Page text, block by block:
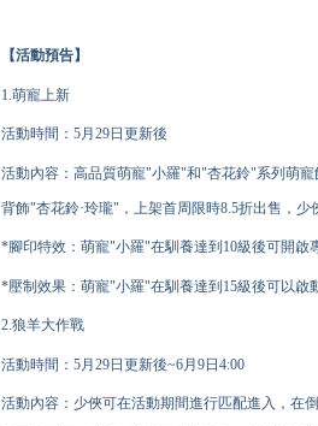
【活動預告】
1.萌寵上新
活動時間：5月29日更新後
活動內容：高品質萌寵"小羅"和"杏花鈴"系列萌寵
背飾"杏花鈴·玲瓏"，上架首周限時8.5折出售，少
*腳印特效：萌寵"小羅"在馴養達到10級後可開啟
*壓制效果：萌寵"小羅"在馴養達到15級後可以啟
2.狼羊大作戰
活動時間：5月29日更新後~6月9日4:00
活動內容：少俠可在活動期間進行匹配進入，在